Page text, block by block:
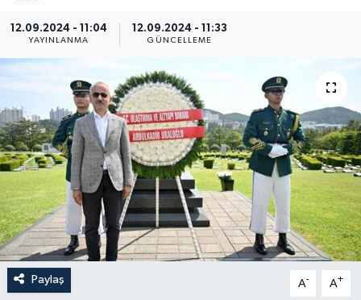
12.09.2024 - 11:04
YAYINLANMA
12.09.2024 - 11:33
GÜNCELLEME
Paylaş A- A+